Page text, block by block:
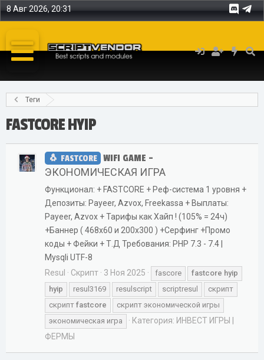
8 Авг 2026, 20:31
Теги
FASTCORE HYIP
FASTCORE WIFI GAME -
ЭКОНОМИЧЕСКАЯ ИГРА
Функционал: + FASTCORE + Реф-система 1 уровня +
Депозиты: Payeer, Azvox, Freekassa + Выплаты:
Payeer, Azvox + Тарифы как Хайп ! (105% = 24ч)
+Баннер ( 468x60 и 200x300 ) +Серфинг +Промо
коды + Фейки + Т.Д Требования: PHP 7.3 - 7.4 |
Mysqli UTF-8
Resul
Скрипт 3 Ноя 2025 fascore fastcore hyip
hyip
resul3169 resulscript scriptresul
скрипт
скрипт fastcore
скрипт экономической игры
экономическая игра
Категория: ИНВЕСТ ИГРЫ |
ФЕРМЫ